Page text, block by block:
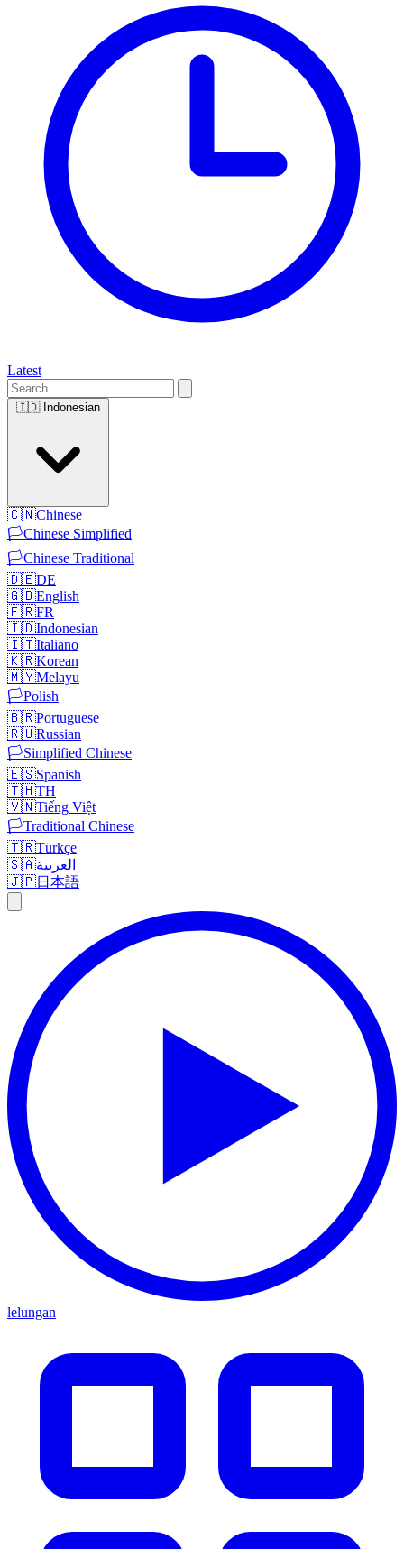
Latest
🇮🇩 Indonesian
🇨🇳Chinese
🏳️Chinese Simplified
🏳️Chinese Traditional
🇩🇪DE
🇬🇧English
🇫🇷FR
🇮🇩Indonesian
🇮🇹Italiano
🇰🇷Korean
🇲🇾Melayu
🏳️Polish
🇧🇷Portuguese
🇷🇺Russian
🏳️Simplified Chinese
🇪🇸Spanish
🇹🇭TH
🇻🇳Tiếng Việt
🏳️Traditional Chinese
🇹🇷Türkçe
🇸🇦العربية
🇯🇵日本語
lelungan